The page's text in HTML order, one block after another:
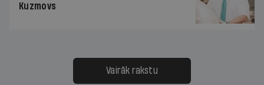
Kuzmovs
Vairāk rakstu